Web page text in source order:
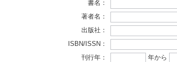
書名：
著者名：
出版社：
ISBN/ISSN：
刊行年：
年から